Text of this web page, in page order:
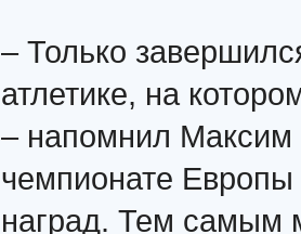
– Только
атлетике, на
– напомнил
чемпионате
наград. Тем самым